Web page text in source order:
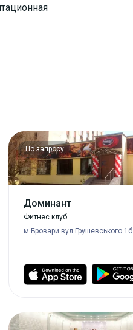
По запросу
Доминант
Фитнес клуб
м.Бровари вул.Грушевського 1б